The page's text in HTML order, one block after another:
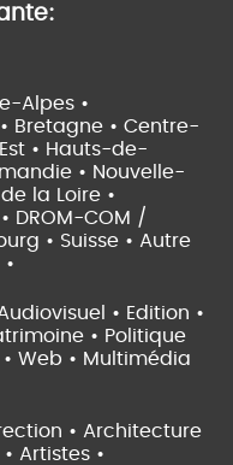
Alpes •
Bretagne • Centre-
• Hauts-de-
• Nouvelle-
la Loire •
DROM-COM /
• Suisse • Autre
• Edition •
• Politique
Web • Multimédia
• Architecture
Artistes •